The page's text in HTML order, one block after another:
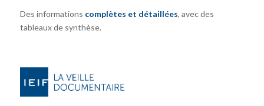
Des informations complètes et détaillées, avec des
tableaux de synthèse.